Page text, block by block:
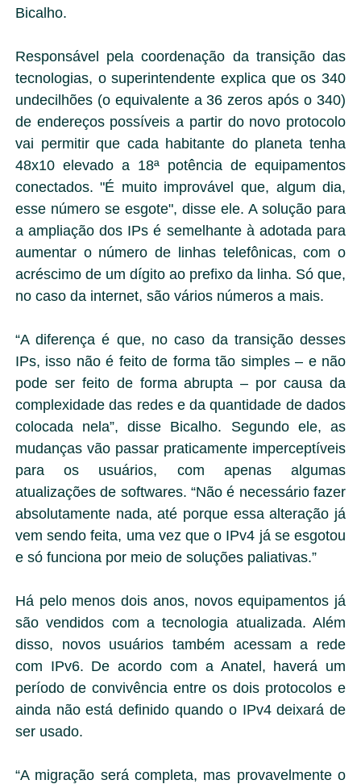
Bicalho.
Responsável pela coordenação da transição das
tecnologias, o superintendente explica que os 340
undecilhões (o equivalente a 36 zeros após o 340)
de endereços possíveis a partir do novo protocolo
vai permitir que cada habitante do planeta tenha
48x10 elevado a 18ª potência de equipamentos
conectados. "É muito improvável que, algum dia,
esse número se esgote", disse ele. A solução para
a ampliação dos IPs é semelhante à adotada para
aumentar o número de linhas telefônicas, com o
acréscimo de um dígito ao prefixo da linha. Só que,
no caso da internet, são vários números a mais.
“A diferença é que, no caso da transição desses
IPs, isso não é feito de forma tão simples – e não
pode ser feito de forma abrupta – por causa da
complexidade das redes e da quantidade de dados
colocada nela”, disse Bicalho. Segundo ele, as
mudanças vão passar praticamente imperceptíveis
para os usuários, com apenas algumas
atualizações de softwares. “Não é necessário fazer
absolutamente nada, até porque essa alteração já
vem sendo feita, uma vez que o IPv4 já se esgotou
e só funciona por meio de soluções paliativas.”
Há pelo menos dois anos, novos equipamentos já
são vendidos com a tecnologia atualizada. Além
disso, novos usuários também acessam a rede
com IPv6. De acordo com a Anatel, haverá um
período de convivência entre os dois protocolos e
ainda não está definido quando o IPv4 deixará de
ser usado.
“A migração será completa, mas provavelmente o